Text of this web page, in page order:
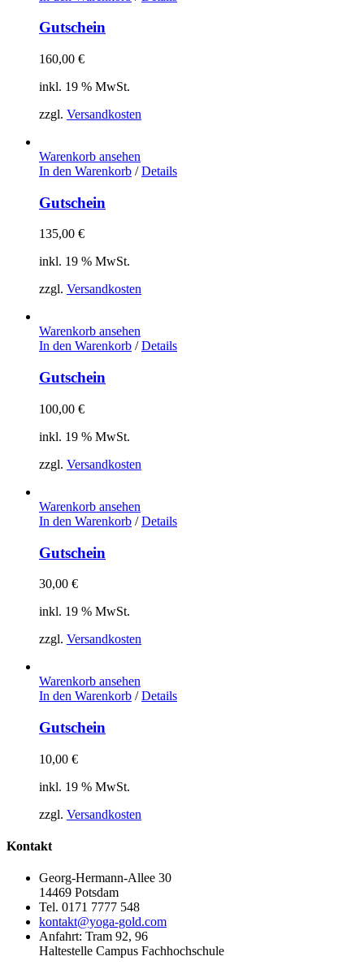
Gutschein
160,00 €
inkl. 19 % MwSt.
zzgl. Versandkosten
Warenkorb ansehen
In den Warenkorb / Details
Gutschein
135,00 €
inkl. 19 % MwSt.
zzgl. Versandkosten
Warenkorb ansehen
In den Warenkorb / Details
Gutschein
100,00 €
inkl. 19 % MwSt.
zzgl. Versandkosten
Warenkorb ansehen
In den Warenkorb / Details
Gutschein
30,00 €
inkl. 19 % MwSt.
zzgl. Versandkosten
Warenkorb ansehen
In den Warenkorb / Details
Gutschein
10,00 €
inkl. 19 % MwSt.
zzgl. Versandkosten
Kontakt
Georg-Hermann-Allee 30
14469 Potsdam
Tel. 0171 7777 548
kontakt@yoga-gold.com
Anfahrt: Tram 92, 96
Haltestelle Campus Fachhochschule